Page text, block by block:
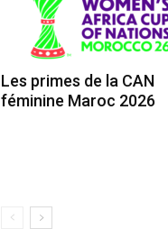
Les primes de la CAN
féminine Maroc 2026